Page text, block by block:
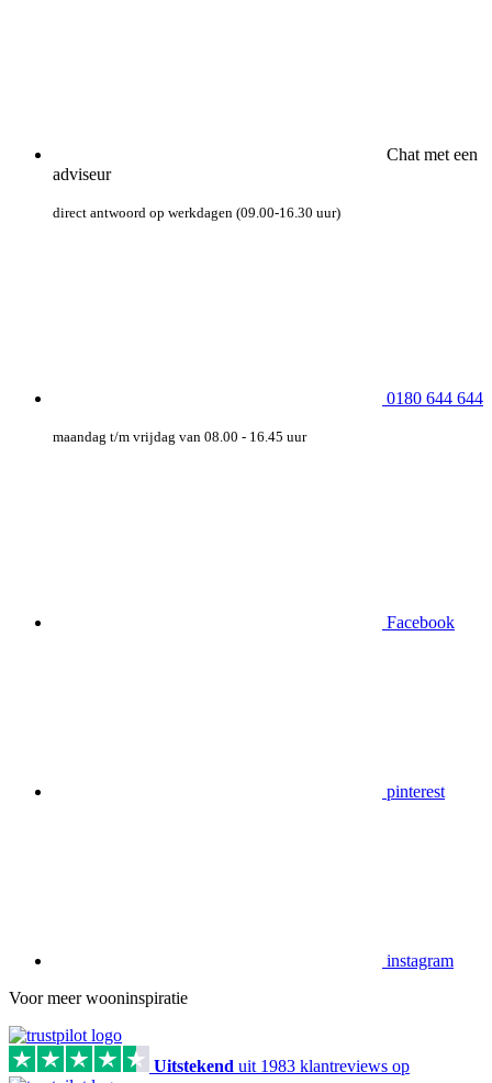
Chat met een
adviseur
direct antwoord op werkdagen (09.00-16.30 uur)
0180 644 644
maandag t/m vrijdag van 08.00 - 16.45 uur
Facebook
pinterest
instagram
Voor meer wooninspiratie
Uitstekend uit 1983 klantreviews op